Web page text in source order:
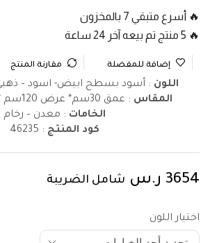
🔥 أسرع متبقي 7 بالمخزون
🔥 5 منتج تم بيعه آخر 24 ساعة
إضافة للمفضلة مقارنة المنتج
اللون : أسود بسطح ابيض- اسود –
المقاس : عمق 30سم* عرض 120سم * ارتفاع80 سم
الخامات : معدن – رخام
كود المنتج :
46235
3654 ر.س شامل الضريبة
اختيار اللون